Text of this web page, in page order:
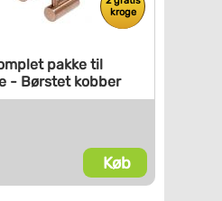
kroge
pakke til
- Børstet kobber
Køb